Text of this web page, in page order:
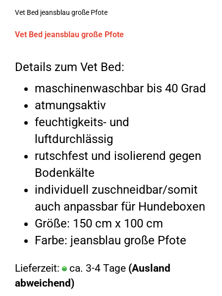
Vet Bed jeansblau große Pfote
Vet Bed jeansblau große Pfote
Details zum Vet Bed:
maschinenwaschbar bis 40 Grad
atmungsaktiv
feuchtigkeits- und
luftdurchlässig
rutschfest und isolierend gegen
Bodenkälte
individuell zuschneidbar/somit
auch anpassbar für Hundeboxen
Größe: 150 cm x 100 cm
Farbe: jeansblau große Pfote
Lieferzeit: ca. 3-4 Tage (Ausland
abweichend)